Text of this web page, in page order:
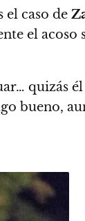
el caso de
el acoso
quizás
bueno,